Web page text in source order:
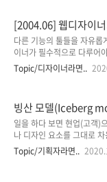
을 보고, 아연실색..
생각이 드네요. 요즘 배우
나와 비싼 돈 들여서 학원
서 작업하면서 배우는 것
냥 책을 읽어나가는 것이 아
우는 것이 잊어버리지도 않
[2004.06] 웹디자이
건
다른 기능의 툴들을 자유
이너가 필수적으로 다루어
선 그래픽 툴부터 따져보자
툴인 otoshop과
있다. 간단한 문자 3D를 생
3D라는 프로그램도 있으
램인 3D Max 등의 프로그
다 전문적인 디자이너가 될
필요하다. 요즘 많이 사용
Topic/디자이너라면..
빙산 모델(Iceberg
일을 하다 보면 현업(고객)
나 디자인 요소를 그대로
는다. 이를테면, 포털 사이
디자인 이슈에 대해 “네이
Topic/기획자라면..